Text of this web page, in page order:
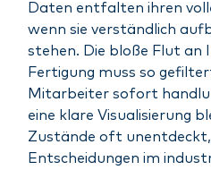
Daten entfalten ihren
wenn sie verständlich
stehen. Die bloße Flut
Fertigung muss so
Mitarbeiter sofort
eine klare Visualisierung
Zustände oft
Entscheidungen im